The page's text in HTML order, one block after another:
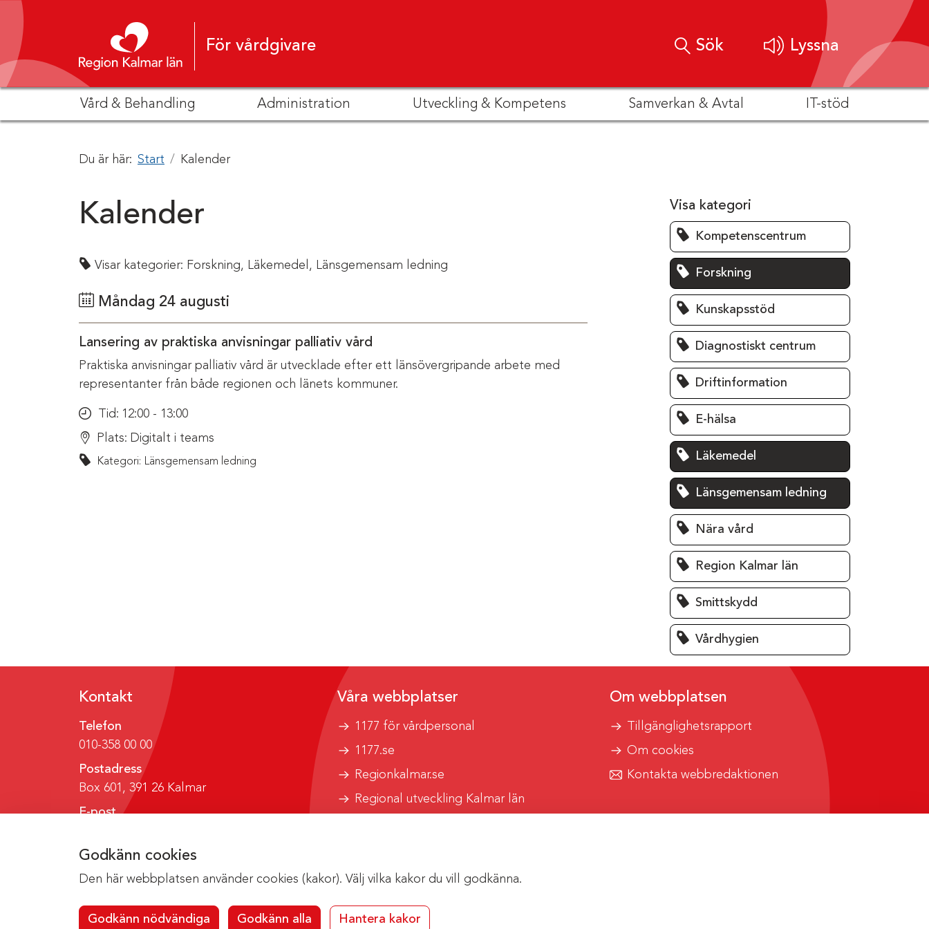
Godkänn cookies
Den här webbplatsen använder cookies (kakor). Välj vilka kakor du vill godkänna.
Godkänn nödvändiga Godkänn alla Hantera kakor
Hoppa till innehåll
För vårdgivare Sök Lyssna
Vård & Behandling Administration Utveckling & Kompetens Samverkan & Avtal IT-stöd
Du är här: Start Kalender
Kalender
Visar kategorier: Forskning, Läkemedel, Länsgemensam ledning
Måndag 24 augusti
Lansering av praktiska anvisningar palliativ vård
Praktiska anvisningar palliativ vård är utvecklade efter ett länsövergripande arbete med
representanter från både regionen och länets kommuner.
Tid: 12:00 - 13:00
Plats: Digitalt i teams
Kategori: Länsgemensam ledning
Visa kategori
Kompetenscentrum
Forskning
Kunskapsstöd
Diagnostiskt centrum
Driftinformation
E-hälsa
Läkemedel
Länsgemensam ledning
Nära vård
Region Kalmar län
Smittskydd
Vårdhygien
Kontakt
Telefon
010-358 00 00
Postadress
Box 601, 391 26 Kalmar
E-post
Våra webbplatser
1177 för vårdpersonal
1177.se
Regionkalmar.se
Regional utveckling Kalmar län
Om webbplatsen
Tillgänglighetsrapport
Om cookies
Kontakta webbredaktionen